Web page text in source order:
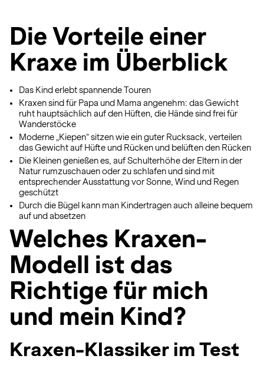
Die Vorteile einer
Kraxe im Überblick
Das Kind erlebt spannende Touren
Kraxen sind für Papa und Mama angenehm: das Gewicht
ruht hauptsächlich auf den Hüften, die Hände sind frei für
Wanderstöcke
Moderne „Kiepen“ sitzen wie ein guter Rucksack, verteilen
das Gewicht auf Hüfte und Rücken und belüften den Rücken
Die Kleinen genießen es, auf Schulterhöhe der Eltern in der
Natur rumzuschauen oder zu schlafen und sind mit
entsprechender Ausstattung vor Sonne, Wind und Regen
geschützt
Durch die Bügel kann man Kindertragen auch alleine bequem
auf und absetzen
Welches Kraxen-
Modell ist das
Richtige für mich
und mein Kind?
Kraxen-Klassiker im Test